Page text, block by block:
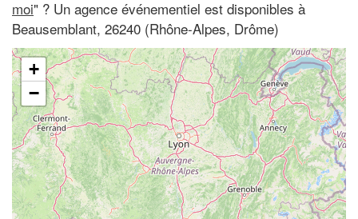
moi" ? Un agence événementiel est disponibles à
Beausemblant, 26240 (Rhône-Alpes, Drôme)
+
−